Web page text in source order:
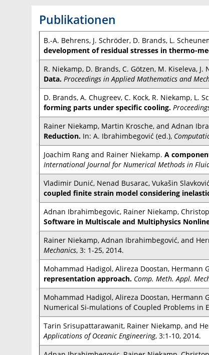
Publikationen
B.-A. Behrens, J. Schröder, D. Brands, L.
development of residual stresses in thermo-
R. Niekamp, D. Brands, C. Götzen, M. Kiseleva,
Data. Proceedings in Applied Mathematics and
D. Brands, A. Chugreev, C. Kock, R. Niekamp, L.
forming parts under specific cooling.
Rainer Niekamp, Martin Krosche, and Adnan
Reduction. In: A. Ibrahimbegović (ed.),
Joachim Rang and Rainer Niekamp. A
International Journal for Numerical Methods in
Vladimir Dunić, Nenad Busarac, Vukašin
coupled finite strain model considering
Adnan Ibrahimbegovic, Rainer Niekamp,
Software in Multiscale and Multiphysics
Rainer Niekamp, Adnan Ibrahimbegović, and
Mechanics, 3: 1-25, 2014.
Mohammad Hadigol, Alireza Doostan, Hermann
representation approach. Comp. Meth. Appl.
Mohammad Hadigol, Alireza Doostan, Hermann
Numerical Si-mulations of Coupled Problems in
Tarin Srisupattarawanit, Rainer Niekamp, and
Applications of Oceanic Engineering, 3:1-10, 2014.